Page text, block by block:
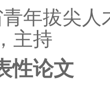
年拔尖人
主持
性论文